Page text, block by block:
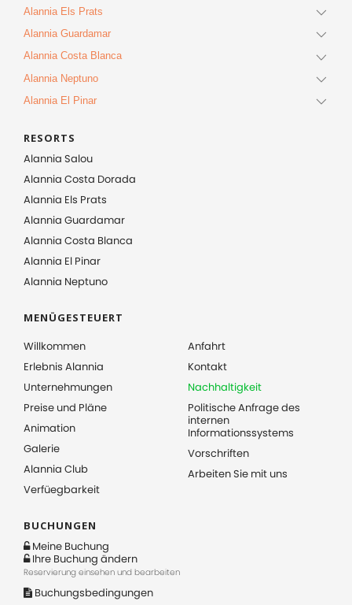
Alannia Els Prats
Alannia Guardamar
Alannia Costa Blanca
Alannia Neptuno
Alannia El Pinar
RESORTS
Alannia Salou
Alannia Costa Dorada
Alannia Els Prats
Alannia Guardamar
Alannia Costa Blanca
Alannia El Pinar
Alannia Neptuno
MENÜGESTEUERT
Willkommen
Erlebnis Alannia
Unternehmungen
Preise und Pläne
Animation
Galerie
Alannia Club
Verfüegbarkeit
Anfahrt
Kontakt
Nachhaltigkeit
Politische Anfrage des
internen
Informationssystems
Vorschriften
Arbeiten Sie mit uns
BUCHUNGEN
Meine Buchung
Ihre Buchung ändern
Reservierung einsehen und bearbeiten
Buchungsbedingungen